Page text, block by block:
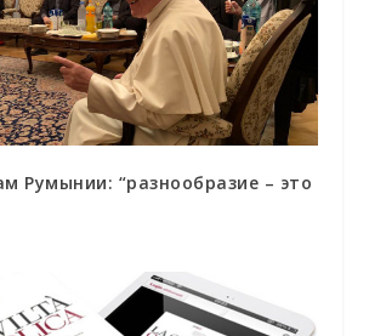
Румынии: “разнообразие – это